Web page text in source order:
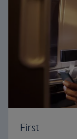
First